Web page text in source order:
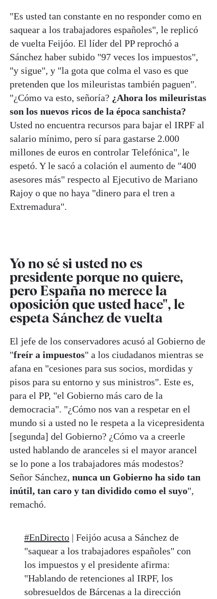
"Es usted tan constante en no responder como en
saquear a los trabajadores españoles", le replicó
de vuelta Feijóo. El líder del PP reprochó a
Sánchez haber subido "97 veces los impuestos",
"y sigue", y "la gota que colma el vaso es que
pretenden que los mileuristas también paguen".
"¿Cómo va esto, señoría? ¿Ahora los mileuristas
son los nuevos ricos de la época sanchista?
Usted no encuentra recursos para bajar el IRPF al
salario mínimo, pero sí para gastarse 2.000
millones de euros en controlar Telefónica", le
espetó. Y le sacó a colación el aumento de "400
asesores más" respecto al Ejecutivo de Mariano
Rajoy o que no haya "dinero para el tren a
Extremadura".
Yo no sé si usted no es
presidente porque no quiere,
pero España no merece la
oposición que usted hace", le
espeta Sánchez de vuelta
El jefe de los conservadores acusó al Gobierno de
"freír a impuestos" a los ciudadanos mientras se
afana en "cesiones para sus socios, mordidas y
pisos para su entorno y sus ministros". Este es,
para el PP, "el Gobierno más caro de la
democracia". "¿Cómo nos van a respetar en el
mundo si a usted no le respeta a la vicepresidenta
[segunda] del Gobierno? ¿Cómo va a creerle
usted hablando de aranceles si el mayor arancel
se lo pone a los trabajadores más modestos?
Señor Sánchez, nunca un Gobierno ha sido tan
inútil, tan caro y tan dividido como el suyo",
remachó.
#EnDirecto | Feijóo acusa a Sánchez de
"saquear a los trabajadores españoles" con
los impuestos y el presidente afirma:
"Hablando de retenciones al IRPF, los
sobresueldos de Bárcenas a la dirección